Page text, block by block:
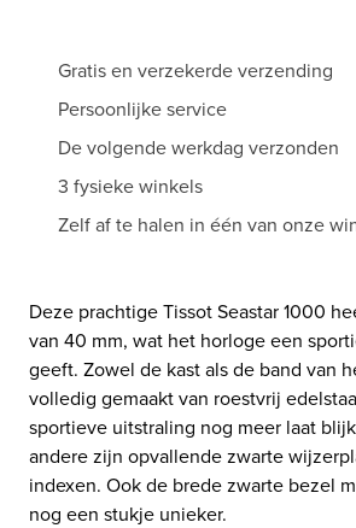
Gratis en verzekerde verzending
Persoonlijke service
De volgende werkdag verzonden
3 fysieke winkels
Zelf af te halen in één van onze
Deze prachtige Tissot Seastar 1000
van 40 mm, wat het horloge een
geeft. Zowel de kast als de band van
volledig gemaakt van roestvrij
sportieve uitstraling nog meer laat
andere zijn opvallende zwarte
indexen. Ook de brede zwarte bezel
nog een stukje unieker.